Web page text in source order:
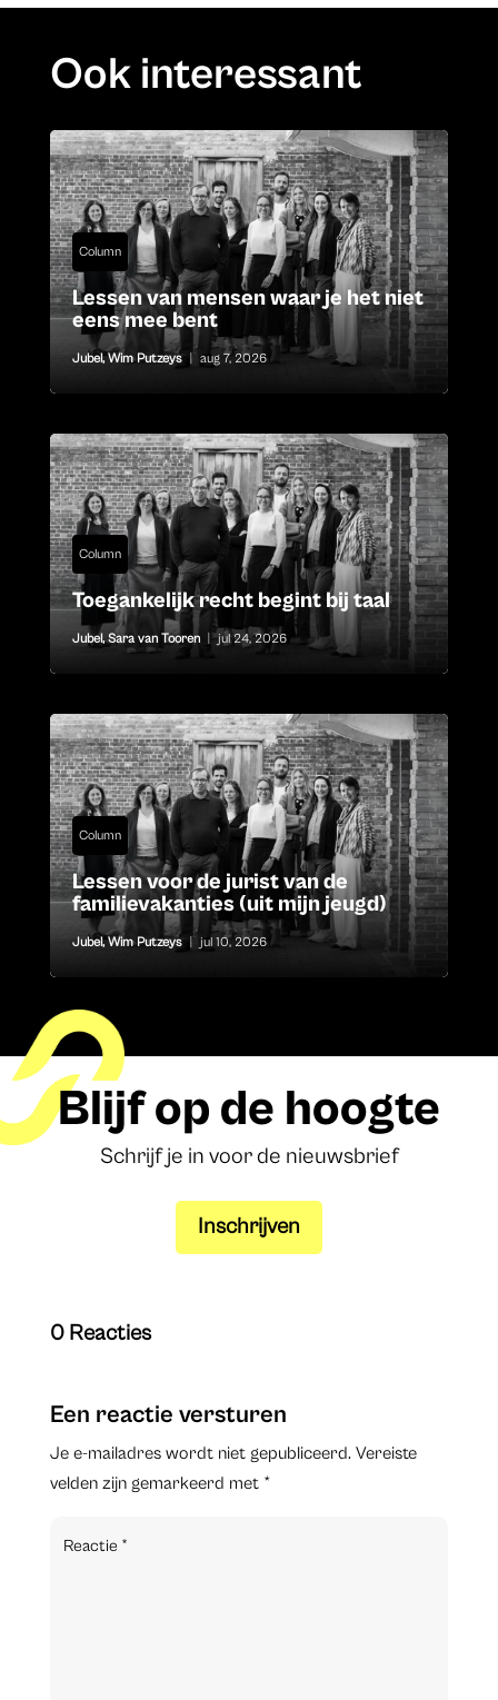
Ook interessant
Column
Lessen van mensen waar je het niet
eens mee bent
Jubel,Wim Putzeys aug 7, 2026
Column
Toegankelijk recht begint bij taal
Jubel,Sara van Tooren | jul 24, 2026
Column
Lessen voor de jurist van de
familievakanties (uit mijn jeugd)
Jubel,Wim Putzeys | jul 10, 2026
Blijf op de hoogte
Schrijf je in voor de nieuwsbrief
Inschrijven
0 Reacties
Een reactie versturen
Je e-mailadres wordt niet gepubliceerd. Vereiste
velden zijn gemarkeerd met *